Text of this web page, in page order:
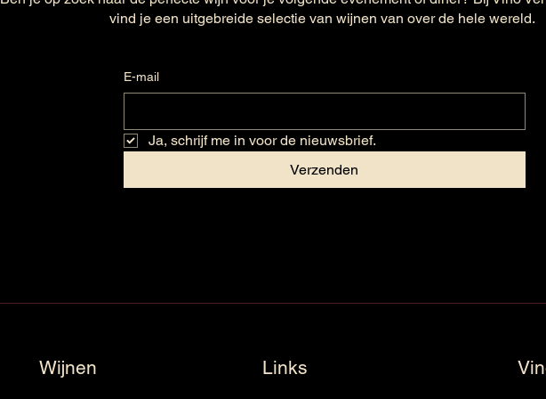
vind je een uitgebreide selectie van wijnen van over de hele wereld.
E-mail
Ja, schrijf me in voor de nieuwsbrief.
Verzenden
Wijnen Links